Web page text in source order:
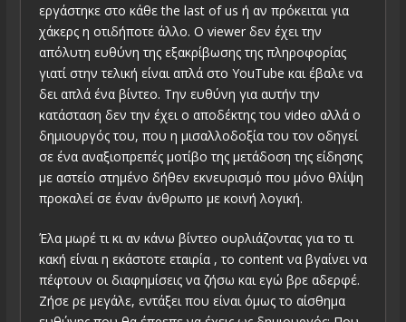
εργάστηκε στο κάθε the last of us ή αν πρόκειται για
χάκερς η οτιδήποτε άλλο. Ο viewer δεν έχει την
απόλυτη ευθύνη της εξακρίβωσης της πληροφορίας
γιατί στην τελική είναι απλά στο YouTube και έβαλε να
δει απλά ένα βίντεο. Την ευθύνη για αυτήν την
κατάσταση δεν την έχει ο αποδέκτης του video αλλά ο
δημιουργός του, που η μισαλλοδοξία του τον οδηγεί
σε ένα αναξιοπρεπές μοτίβο της μετάδοση της είδησης
με αστείο στημένο δήθεν εκνευρισμό που μόνο θλίψη
προκαλεί σε έναν άνθρωπο με κοινή λογική.
Έλα μωρέ τι κι αν κάνω βίντεο ουρλιάζοντας για το τι
κακή είναι η εκάστοτε εταιρία , το content να βγαίνει να
πέφτουν οι διαφημίσεις να ζήσω και εγώ βρε αδερφέ.
Ζήσε ρε μεγάλε, εντάξει που είναι όμως το αίσθημα